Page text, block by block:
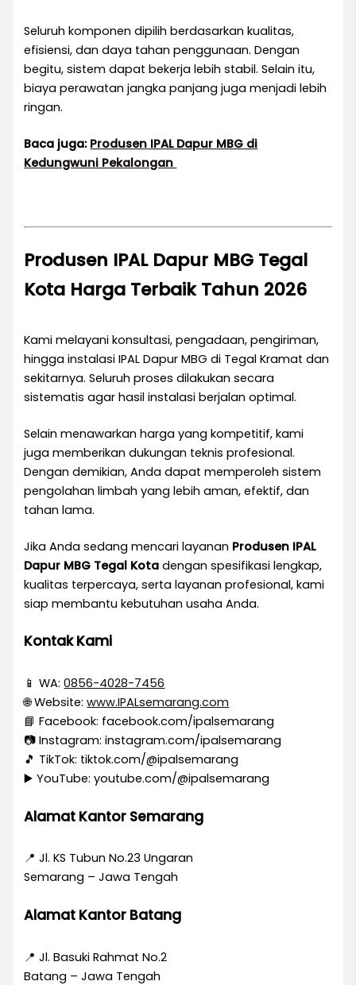
Seluruh komponen dipilih berdasarkan kualitas,
efisiensi, dan daya tahan penggunaan. Dengan
begitu, sistem dapat bekerja lebih stabil. Selain itu,
biaya perawatan jangka panjang juga menjadi lebih
ringan.
Baca juga: Produsen IPAL Dapur MBG di
Kedungwuni Pekalongan
Produsen IPAL Dapur MBG Tegal
Kota Harga Terbaik Tahun 2026
Kami melayani konsultasi, pengadaan, pengiriman,
hingga instalasi IPAL Dapur MBG di Tegal Kramat dan
sekitarnya. Seluruh proses dilakukan secara
sistematis agar hasil instalasi berjalan optimal.
Selain menawarkan harga yang kompetitif, kami
juga memberikan dukungan teknis profesional.
Dengan demikian, Anda dapat memperoleh sistem
pengolahan limbah yang lebih aman, efektif, dan
tahan lama.
Jika Anda sedang mencari layanan Produsen IPAL
Dapur MBG Tegal Kotadengan spesifikasi lengkap,
kualitas terpercaya, serta layanan profesional, kami
siap membantu kebutuhan usaha Anda.
Kontak Kami
📱 WA:0856-4028-7456
🌐 Website:www.IPALsemarang.com
📘 Facebook: facebook.com/ipalsemarang
📷 Instagram: instagram.com/ipalsemarang
🎵 TikTok: tiktok.com/@ipalsemarang
▶️ YouTube: youtube.com/@ipalsemarang
Alamat Kantor Semarang
📍 Jl. KS Tubun No.23 Ungaran
Semarang – Jawa Tengah
Alamat Kantor Batang
📍 Jl. Basuki Rahmat No.2
Batang – Jawa Tengah